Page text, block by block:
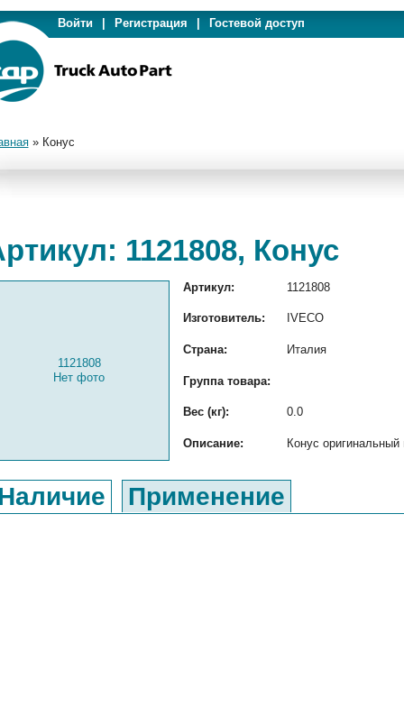
Войти Регистрация Гостевой доступ
» Конус
1121808, Конус
1121808
Нет фото
Артикул: 1121808
Изготовитель: IVECO
Страна: Италия
Группа товара:
Вес (кг): 0.0
Описание: Конус
Применение